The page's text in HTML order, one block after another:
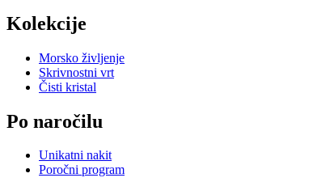
Kolekcije
Morsko življenje
Skrivnostni vrt
Čisti kristal
Po naročilu
Unikatni nakit
Poročni program